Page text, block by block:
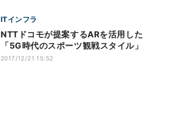
ITインフラ
NTTドコモが提案するARを活用した
「5G時代のスポーツ観戦スタイル」
2017/12/21 15:52